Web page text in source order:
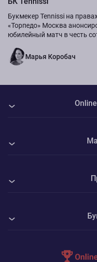
Букмекер Tennissi на
«Торпедо» Москва
юбилейный матч в честь
Марья Коробач
Динамо М -
Зенит